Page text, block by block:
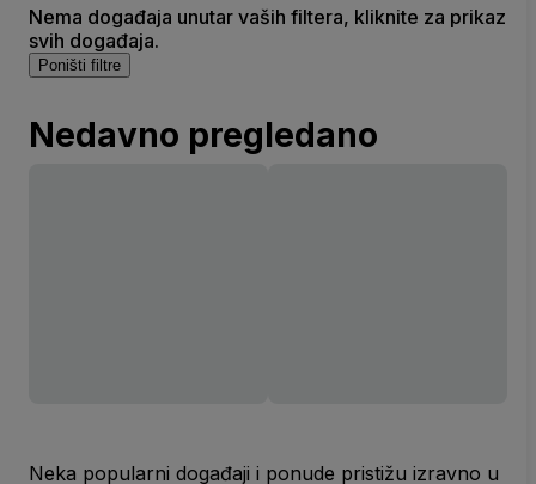
Nema događaja unutar vaših filtera, kliknite za prikaz
svih događaja.
Poništi filtre
Nedavno pregledano
Neka popularni događaji i ponude pristižu izravno u